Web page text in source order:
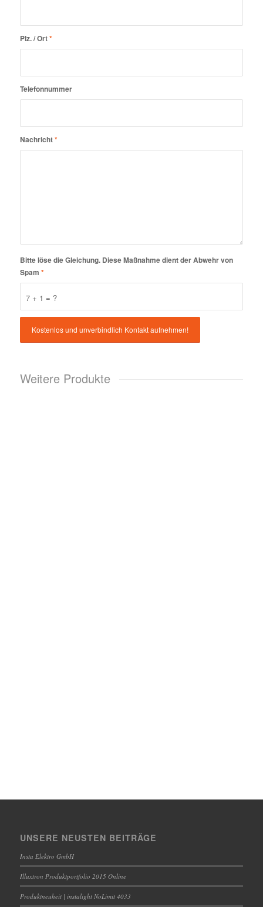
Plz. / Ort*
Telefonnummer
Nachricht*
7 + 1 = ?
Bitte löse die Gleichung. Diese Maßnahme dient der Abwehr von
Spam *
Weitere Produkte
UNSERE NEUSTEN BEITRÄGE
Insta Elektro GmbH
Illuxtron Produktportfolio 2015 Online
Produktneuheit | instalight NoLimit 4033